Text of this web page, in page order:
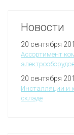
Новости
20 сентября
Ассортимент
20 сентября
Инсталляции и
складе